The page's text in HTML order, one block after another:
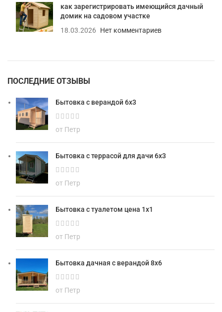
как зарегистрировать имеющийся дачный
домик на садовом участке
18.03.2026
Нет комментариев
ПОСЛЕДНИЕ ОТЗЫВЫ
Бытовка с верандой 6х3
от Петр
Бытовка с террасой для дачи 6х3
от Петр
Бытовка с туалетом цена 1х1
от Петр
Бытовка дачная с верандой 8х6
от Петр